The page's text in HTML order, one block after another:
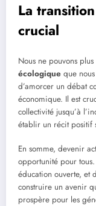
La
crucial
Nous ne pouvons
écologique que
d’amorcer un débat
économique. Il est
collectivité jusqu’à
établir un récit positif
En somme, devenir
opportunité pour
éducation ouverte, et
construire un avenir
prospère pour les